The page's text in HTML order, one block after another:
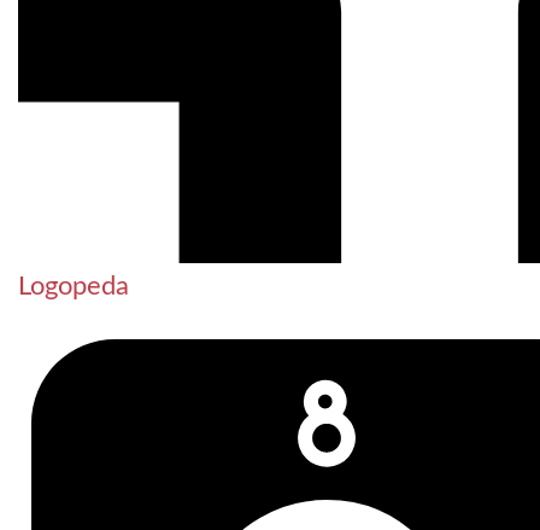
Logopeda